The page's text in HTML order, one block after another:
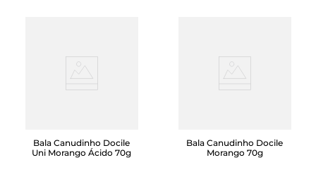
Bala Canudinho Docile
Uni Morango Ácido 70g
Bala Canudinho Docile
Morango 70g